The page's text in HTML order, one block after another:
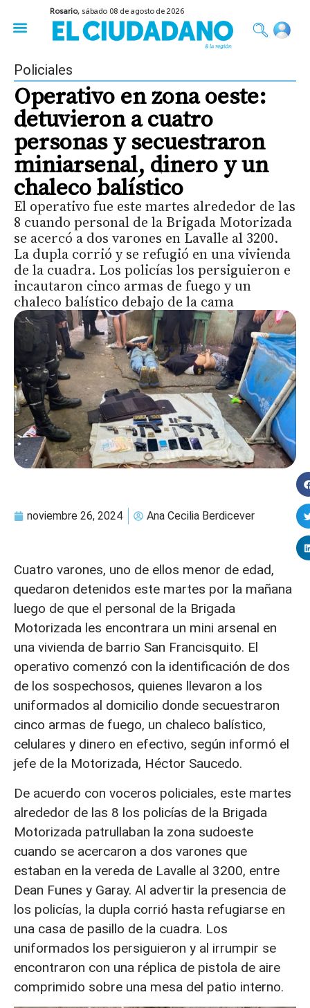
Rosario, sábado 08 de agosto de 2026
Policiales
Operativo en zona oeste:
detuvieron a cuatro
personas y secuestraron
miniarsenal, dinero y un
chaleco balístico
El operativo fue este martes alrededor de las
8 cuando personal de la Brigada Motorizada
se acercó a dos varones en Lavalle al 3200.
La dupla corrió y se refugió en una vivienda
de la cuadra. Los policías los persiguieron e
incautaron cinco armas de fuego y un
chaleco balístico debajo de la cama
noviembre 26, 2024 Ana Cecilia Berdicever
Cuatro varones, uno de ellos menor de edad,
quedaron detenidos este martes por la mañana
luego de que el personal de la Brigada
Motorizada les encontrara un mini arsenal en
una vivienda de barrio San Francisquito. El
operativo comenzó con la identificación de dos
de los sospechosos, quienes llevaron a los
uniformados al domicilio donde secuestraron
cinco armas de fuego, un chaleco balístico,
celulares y dinero en efectivo, según informó el
jefe de la Motorizada, Héctor Saucedo.
De acuerdo con voceros policiales, este martes
alrededor de las 8 los policías de la Brigada
Motorizada patrullaban la zona sudoeste
cuando se acercaron a dos varones que
estaban en la vereda de Lavalle al 3200, entre
Dean Funes y Garay. Al advertir la presencia de
los policías, la dupla corrió hasta refugiarse en
una casa de pasillo de la cuadra. Los
uniformados los persiguieron y al irrumpir se
encontraron con una réplica de pistola de aire
comprimido sobre una mesa del patio interno.